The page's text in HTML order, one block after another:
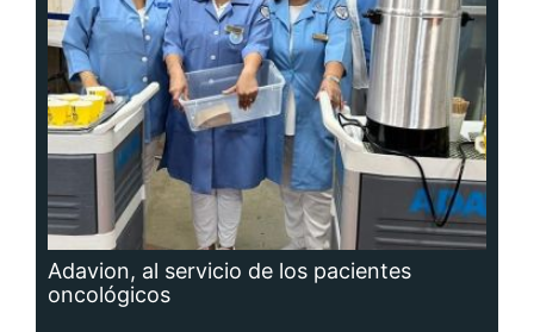
Adavion, al servicio de los pacientes
oncológicos